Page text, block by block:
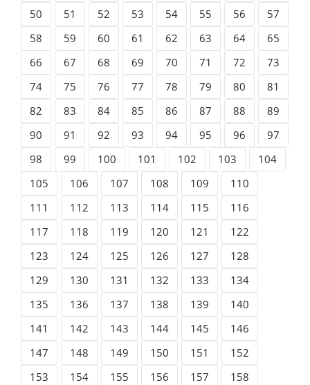
50
51 52 53 54 55 56
57
58
59 60 61 62 63 64
65
66
67 68 69 70 71 72
73
74
75 76 77 78 79 80
81
82
83 84 85 86 87 88
89
90
91 92 93 94 95 96
97
98
99 100 101 102 103
104
105
106 107 108 109
110
111
112 113 114 115
116
117
118 119 120 121
122
123
124 125 126 127
128
129
130 131 132 133
134
135
136 137 138 139
140
141
142 143 144 145
146
147
148 149 150 151
152
153
154 155 156 157
158